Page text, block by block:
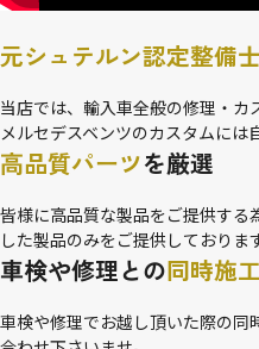
元シュテルン認定整備士
当店では、輸入車全般の修理・カ
メルセデスベンツのカスタムには
高品質パーツを厳選
皆様に高品質な製品をご提供す
した製品のみをご提供しておりま
車検や修理との同時施
車検や修理でお越し頂いた際の同